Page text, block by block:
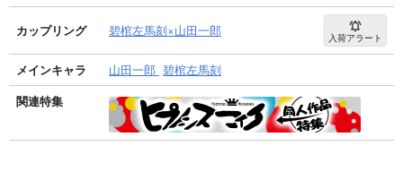
カップリング 碧棺左馬刻×山田一郎 入荷アラート
メインキャラ 山田一郎 碧棺左馬刻
関連特集